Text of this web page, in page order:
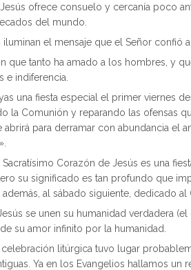
ofrece consuelo y cercanía poco
del mundo.
el mensaje que el Señor confió a
que tanto ha amado a los hombres, y
e indiferencia.
una fiesta especial el primer viernes
la Comunión y reparando las ofensas
abrirá para derramar con abundancia el
Sacratísimo Corazón de Jesús es una
su significado es tan profundo que
al sábado siguiente, dedicado al
se unen su humanidad verdadera
su amor infinito por la humanidad.
litúrgica tuvo lugar
Ya en los Evangelios hallamos un